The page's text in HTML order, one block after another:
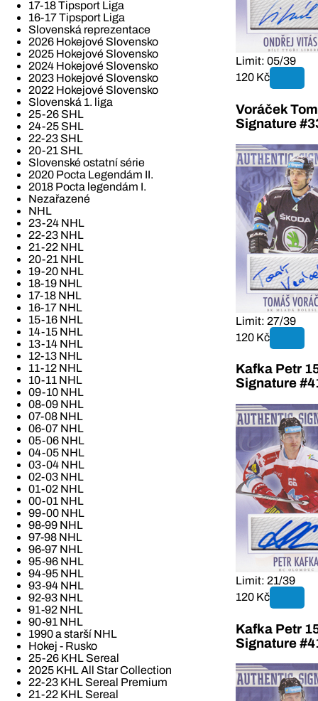
17-18 Tipsport Liga
16-17 Tipsport Liga
Slovenská reprezentace
2026 Hokejové Slovensko
2025 Hokejové Slovensko
2024 Hokejové Slovensko
2023 Hokejové Slovensko
2022 Hokejové Slovensko
Slovenská 1. liga
25-26 SHL
24-25 SHL
22-23 SHL
20-21 SHL
Slovenské ostatní série
2020 Pocta Legendám II.
2018 Pocta legendám I.
Nezařazené
NHL
23-24 NHL
22-23 NHL
21-22 NHL
20-21 NHL
19-20 NHL
18-19 NHL
17-18 NHL
16-17 NHL
15-16 NHL
14-15 NHL
13-14 NHL
12-13 NHL
11-12 NHL
10-11 NHL
09-10 NHL
08-09 NHL
07-08 NHL
06-07 NHL
05-06 NHL
04-05 NHL
03-04 NHL
02-03 NHL
01-02 NHL
00-01 NHL
99-00 NHL
98-99 NHL
97-98 NHL
96-97 NHL
95-96 NHL
94-95 NHL
93-94 NHL
92-93 NHL
91-92 NHL
90-91 NHL
1990 a starší NHL
Hokej - Rusko
25-26 KHL Sereal
2025 KHL All Star Collection
22-23 KHL Sereal Premium
21-22 KHL Sereal
Limit: 05/39
120 Kč
Voráček
Signature
Limit: 27/39
120 Kč
Kafka Petr
Signature
Limit: 21/39
120 Kč
Kafka Petr
Signature